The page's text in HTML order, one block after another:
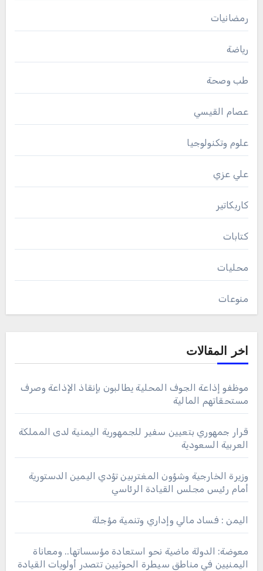
رمضانيات
رياضة
طب وصحة
عصام القيسي
علوم وتكنولوجيا
علي عزي
كاريكاتير
كتابات
محليات
منوعات
اخر المقالات
موظفو إذاعة الجوف المحلية يطالبون بإنقاذ الإذاعة وصرف
مستحقاتهم المالية
قرار جمهوري بتعيين سفير للجمهورية اليمنية لدى المملكة
العربية السعودية
وزيرة الخارجية وشؤون المغتربين تؤدي اليمين الدستورية
أمام رئيس مجلس القيادة الرئاسي
اليمن : فساد مالي وإداري وتنمية مؤجلة
معوضة: الدولة ماضية نحو استعادة مؤسساتها.. ومعاناة
اليمنيين في مناطق سيطرة الحوثيين تتصدر أولويات القيادة